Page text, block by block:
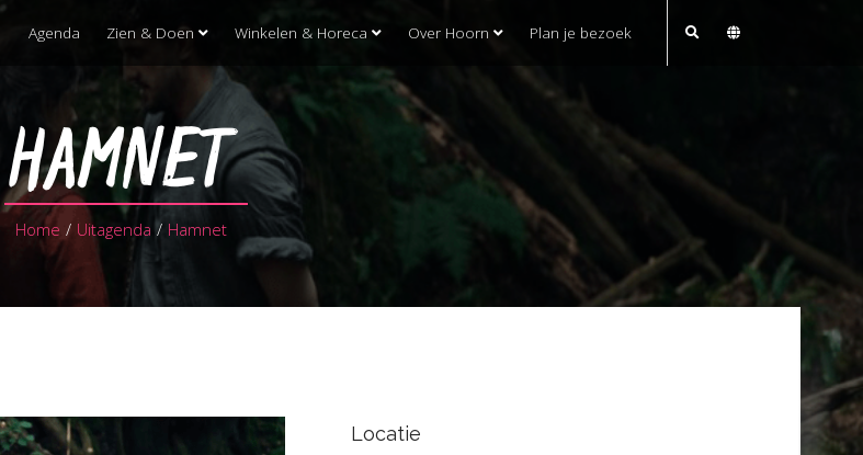
Agenda Zien & Doen Winkelen & Horeca Over Hoorn Plan je bezoek
HAMNET
Home / Uitagenda / Hamnet
Locatie